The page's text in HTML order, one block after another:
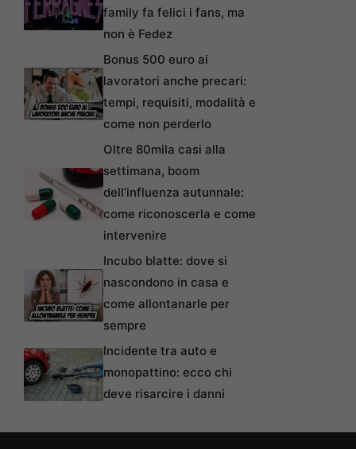
family fa felici i fans, ma
non è Fedez
Bonus 500 euro ai
lavoratori anche precari:
tempi, requisiti, modalità e
come non perderlo
Oltre 80mila casi alla
settimana, boom
dell’influenza autunnale:
come riconoscerla e come
intervenire
Incubo blatte: dove si
nascondono in casa e
come allontanarle per
sempre
Incidente tra auto e
monopattino: ecco chi
deve risarcire i danni